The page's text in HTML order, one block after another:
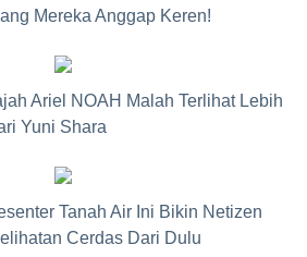
Mereka Anggap Keren!
Ariel NOAH Malah Terlihat Lebih
Yuni Shara
Tanah Air Ini Bikin Netizen
Cerdas Dari Dulu